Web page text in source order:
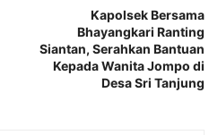
Kapolsek Bersama
Bhayangkari Ranting
Siantan, Serahkan Bantuan
Kepada Wanita Jompo di
Desa Sri Tanjung